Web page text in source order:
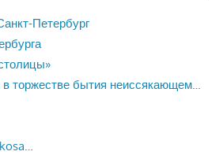
Петербург
в торжестве бытия неиссякающем…